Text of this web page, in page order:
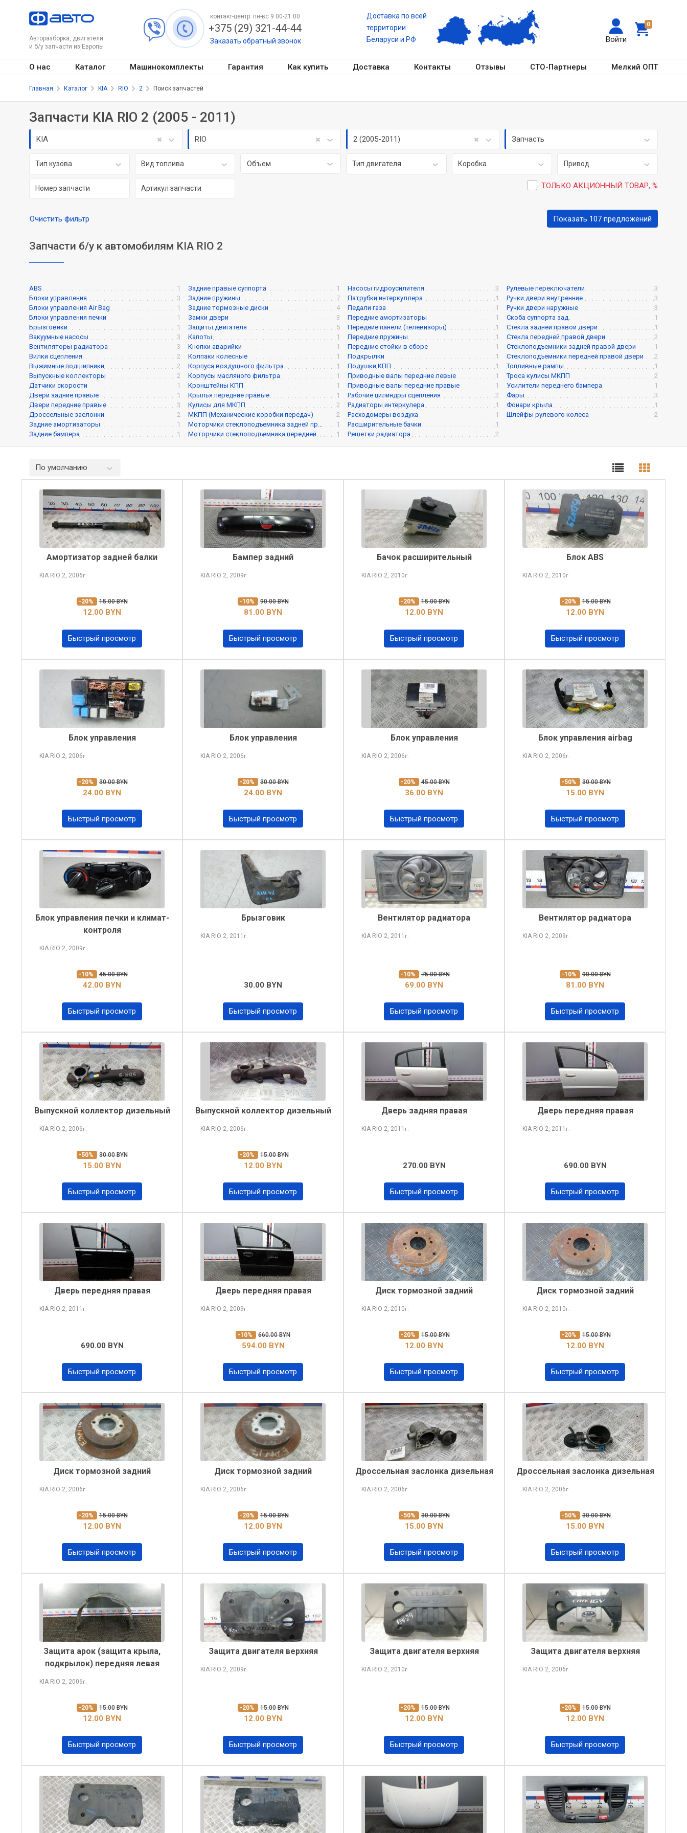
Авторазборка, двигатели
и б/у запчасти из Европы
0
Войти
контакт-центр: пн-вс 9:00-21:00
+375 (29) 321-44-44
Заказать обратный звонок
Доставка по всей
территории
Беларуси и РФ
О нас Каталог Машинокомплекты Гарантия Как купить Доставка Контакты Отзывы СТО-Партнеры Мелкий ОПТ
Главная Каталог KIA RIO 2 Поиск запчастей
Запчасти KIA RIO 2 (2005 - 2011)
KIA RIO 2 (2005-2011) Запчасть
Тип кузова Вид топлива Объем Тип двигателя Коробка Привод
ТОЛЬКО АКЦИОННЫЙ ТОВАР, %
Очистить фильтр Показать 107 предложений
Запчасти б/у к автомобилям KIA RIO 2
ABS
1
Блоки управления
3
Блоки управления Air Bag
1
Блоки управления печки
1
Брызговики
1
Вакуумные насосы
3
Вентиляторы радиатора
3
Вилки сцепления
2
Выжимные подшипники
2
Выпускные коллекторы
2
Датчики скорости
1
Двери задние правые
1
Двери передние правые
3
Дроссельные заслонки
2
Задние амортизаторы
1
Задние бампера
1
Задние правые суппорта
1
Задние пружины
7
Задние тормозные диски
4
Замки двери
3
Защиты двигателя
5
Капоты
1
Кнопки аварийки
1
Колпаки колесные
1
Корпуса воздушного фильтра
1
Корпусы масляного фильтра
1
Кронштейны КПП
1
Крылья передние правые
1
Кулисы для МКПП
2
МКПП (Механические коробки передач)
2
Моторчики стеклоподъемника задней пр...
1
Моторчики стеклоподъемника передней ...
1
Насосы гидроусилителя
3
Патрубки интеркуллера
1
Педали газа
1
Передние амортизаторы
1
Передние панели (телевизоры)
1
Передние пружины
1
Передние стойки в сборе
1
Подкрылки
1
Подушки КПП
1
Приводные валы передние левые
1
Приводные валы передние правые
1
Рабочие цилиндры сцепления
2
Радиаторы интеркулера
1
Расходомеры воздуха
1
Расширительные бачки
1
Решетки радиатора
2
Рулевые переключатели
3
Ручки двери внутренние
3
Ручки двери наружные
3
Скоба суппорта зад.
1
Стекла задней правой двери
1
Стекла передней правой двери
2
Стеклоподъемники задней правой двери
1
Стеклоподъемники передней правой двери
2
Топливные рампы
1
Троса кулисы МКПП
2
Усилители переднего бампера
1
Фары
3
Фонари крыла
1
Шлейфы рулевого колеса
2
По умолчанию
Амортизатор задней балки
KIA RIO 2, 2006г.
-20% 15.00 BYN
12.00 BYN
Быстрый просмотр
Бампер задний
KIA RIO 2, 2009г.
-10% 90.00 BYN
81.00 BYN
Быстрый просмотр
Бачок расширительный
KIA RIO 2, 2010г.
-20% 15.00 BYN
12.00 BYN
Быстрый просмотр
Блок ABS
KIA RIO 2, 2010г.
-20% 15.00 BYN
12.00 BYN
Быстрый просмотр
Блок управления
KIA RIO 2, 2006г.
-20% 30.00 BYN
24.00 BYN
Быстрый просмотр
Блок управления
KIA RIO 2, 2006г.
-20% 30.00 BYN
24.00 BYN
Быстрый просмотр
Блок управления
KIA RIO 2, 2006г.
-20% 45.00 BYN
36.00 BYN
Быстрый просмотр
Блок управления airbag
KIA RIO 2, 2006г.
-50% 30.00 BYN
15.00 BYN
Быстрый просмотр
Блок управления печки и климат-
контроля
KIA RIO 2, 2009г.
-10% 45.00 BYN
42.00 BYN
Быстрый просмотр
Брызговик
KIA RIO 2, 2011 г.
30.00 BYN
Быстрый просмотр
Вентилятор радиатора
KIA RIO 2, 2011 г.
-10% 75.00 BYN
69.00 BYN
Быстрый просмотр
Вентилятор радиатора
KIA RIO 2, 2009г.
-10% 90.00 BYN
81.00 BYN
Быстрый просмотр
Выпускной коллектор дизельный
KIA RIO 2, 2006г.
-50% 30.00 BYN
15.00 BYN
Быстрый просмотр
Выпускной коллектор дизельный
KIA RIO 2, 2006г.
-20% 15.00 BYN
12.00 BYN
Быстрый просмотр
Дверь задняя правая
KIA RIO 2, 2011 г.
270.00 BYN
Быстрый просмотр
Дверь передняя правая
KIA RIO 2, 2011 г.
690.00 BYN
Быстрый просмотр
Дверь передняя правая
KIA RIO 2, 2011 г.
690.00 BYN
Быстрый просмотр
Дверь передняя правая
KIA RIO 2, 2009г.
-10% 660.00 BYN
594.00 BYN
Быстрый просмотр
Диск тормозной задний
KIA RIO 2, 2010г.
-20% 15.00 BYN
12.00 BYN
Быстрый просмотр
Диск тормозной задний
KIA RIO 2, 2010г.
-20% 15.00 BYN
12.00 BYN
Быстрый просмотр
Диск тормозной задний
KIA RIO 2, 2006г.
-20% 15.00 BYN
12.00 BYN
Быстрый просмотр
Диск тормозной задний
KIA RIO 2, 2006г.
-20% 15.00 BYN
12.00 BYN
Быстрый просмотр
Дроссельная заслонка дизельная
KIA RIO 2, 2006г.
-50% 30.00 BYN
15.00 BYN
Быстрый просмотр
Дроссельная заслонка дизельная
KIA RIO 2, 2006г.
-50% 30.00 BYN
15.00 BYN
Быстрый просмотр
Защита арок (защита крыла,
подкрылок) передняя левая
KIA RIO 2, 2006г.
-20% 15.00 BYN
12.00 BYN
Быстрый просмотр
Защита двигателя верхняя
KIA RIO 2, 2009г.
-20% 15.00 BYN
12.00 BYN
Быстрый просмотр
Защита двигателя верхняя
KIA RIO 2, 2010г.
-20% 15.00 BYN
12.00 BYN
Быстрый просмотр
Защита двигателя верхняя
KIA RIO 2, 2006г.
-20% 15.00 BYN
12.00 BYN
Быстрый просмотр